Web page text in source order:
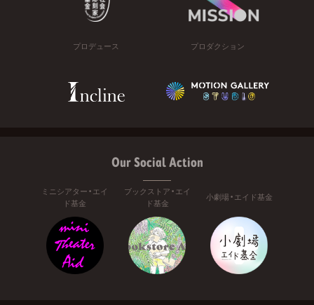
プロデュース プロダクション
Our Social Action
ミニシアター・エイ
ド基金
ブックストア・エイ
ド基金
小劇場・エイド基金